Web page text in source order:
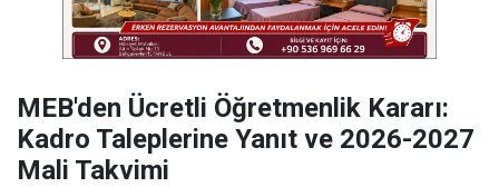
MEB'den Ücretli Öğretmenlik Kararı:
Kadro Taleplerine Yanıt ve 2026-2027
Mali Takvimi